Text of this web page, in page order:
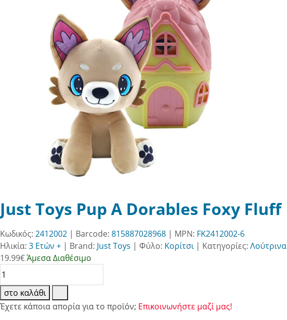
Just Toys Pup A Dorables Foxy Fluff
Κωδικός: 2412002 | Barcode: 815887028968 | MPN: FK2412002-6
Ηλικία: 3 Ετών + | Brand: Just Toys | Φύλο: Κορίτσι| Κατηγορίες: Λούτρινα
19.99€Άμεσα Διαθέσιμο
στο καλάθι
Έχετε κάποια απορία για το προϊόν; Επικοινωνήστε μαζί μας!